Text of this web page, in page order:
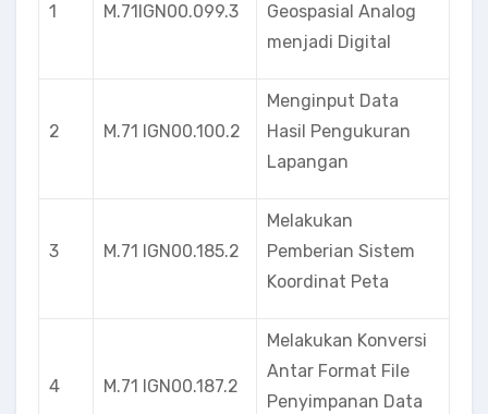
1 M.71lGN00.099.3
Geospasial Analog
menjadi Digital
2 M.71 lGN00.100.2
Menginput Data
Hasil Pengukuran
Lapangan
3 M.71 IGN00.185.2
Melakukan
Pemberian Sistem
Koordinat Peta
4 M.71 lGN00.187.2
Melakukan Konversi
Antar Format File
Penyimpanan Data